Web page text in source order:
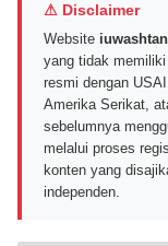
⚠ Disclaimer
Website
yang tidak
resmi dengan
Amerika Serikat,
sebelumnya
melalui proses
konten yang
independen.